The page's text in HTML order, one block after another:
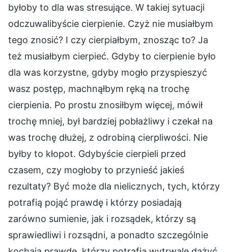
byłoby to dla was stresujące. W takiej sytuacji
odczuwalibyście cierpienie. Czyż nie musiałbym
tego znosić? I czy cierpiałbym, znosząc to? Ja
też musiałbym cierpieć. Gdyby to cierpienie było
dla was korzystne, gdyby mogło przyspieszyć
wasz postęp, machnąłbym ręką na trochę
cierpienia. Po prostu znosiłbym więcej, mówił
trochę mniej, był bardziej pobłażliwy i czekał na
was trochę dłużej, z odrobiną cierpliwości. Nie
byłby to kłopot. Gdybyście cierpieli przed
czasem, czy mogłoby to przynieść jakieś
rezultaty? Być może dla nielicznych, tych, którzy
potrafią pojąć prawdę i którzy posiadają
zarówno sumienie, jak i rozsądek, którzy są
sprawiedliwi i rozsądni, a ponadto szczególnie